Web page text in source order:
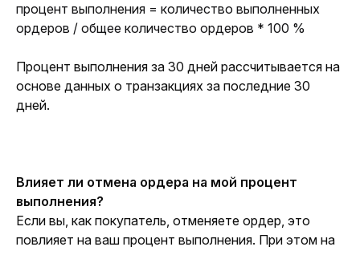
процент выполнения = количество выполненных
ордеров / общее количество ордеров * 100 %
Процент выполнения за 30 дней рассчитывается на
основе данных о транзакциях за последние 30
дней.
Влияет ли отмена ордера на мой процент
выполнения?
Если вы, как покупатель, отменяете ордер, это
повлияет на ваш процент выполнения. При этом на